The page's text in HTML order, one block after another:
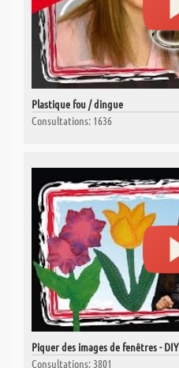
Plastique fou / dingue
Consultations: 1636
Piquer des images de fenêtres - DIY
Consultations: 3801